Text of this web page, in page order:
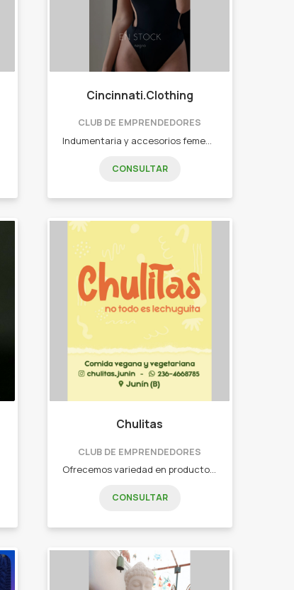
Cincinnati.Clothing
CLUB DE EMPRENDEDORES
Indumentaria y accesorios femeninos, básicos y esenciales. - Remeras. - Buzos. - Poleras. - Tops.
CONSULTAR
Chulitas
CLUB DE EMPRENDEDORES
Ofrecemos variedad en productos veganos y vegetarianos "Chulitos" (bocaditos de legumbres). - Hummus. - Empanadas. - Pizzetas. - Tortillas de papa vegana. - Pancitos y talitas.
CONSULTAR